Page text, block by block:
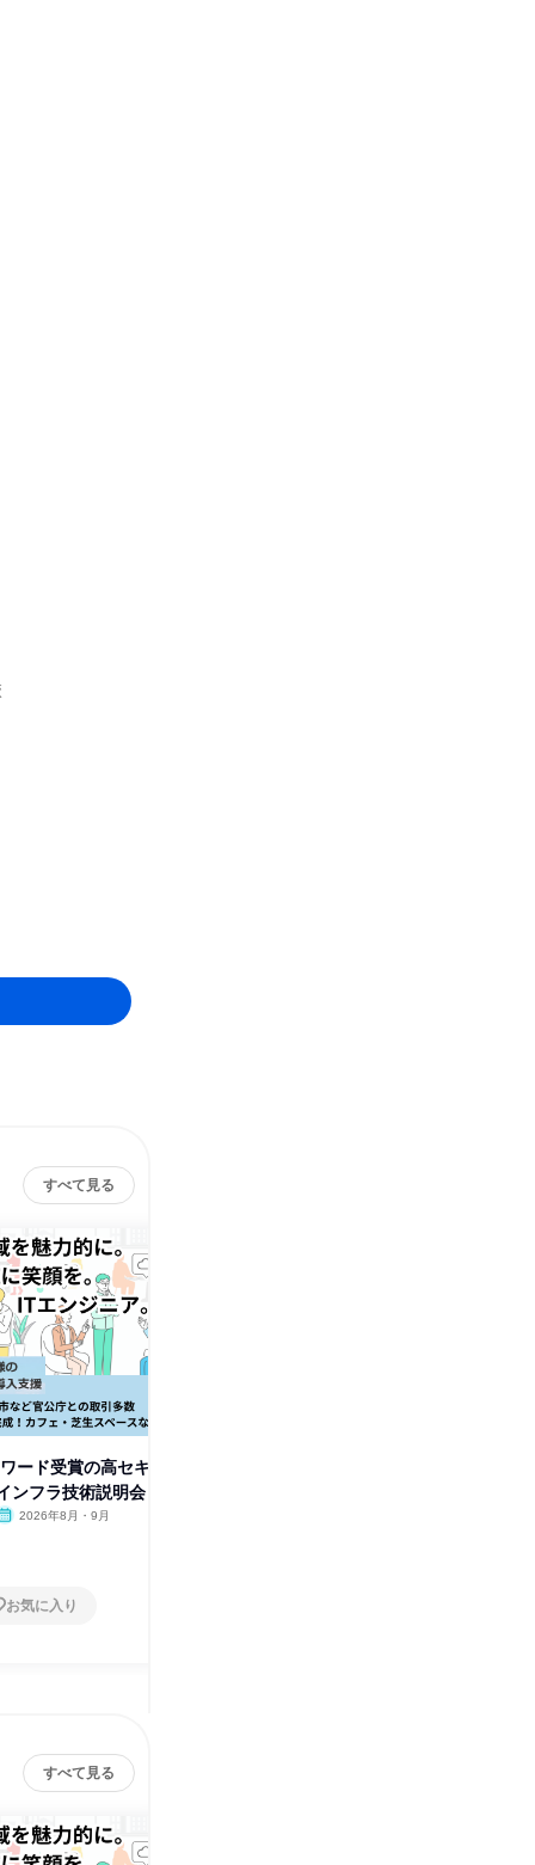
すべて見る
ード受賞の高セキ
ンフラ技術説明会
2026年8月・9月
お気に入り
すべて見る